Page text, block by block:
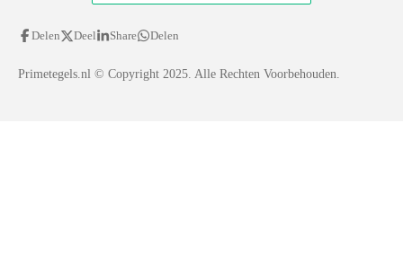
Delen Deel Share Delen
Primetegels.nl © Copyright 2025. Alle Rechten Voorbehouden.